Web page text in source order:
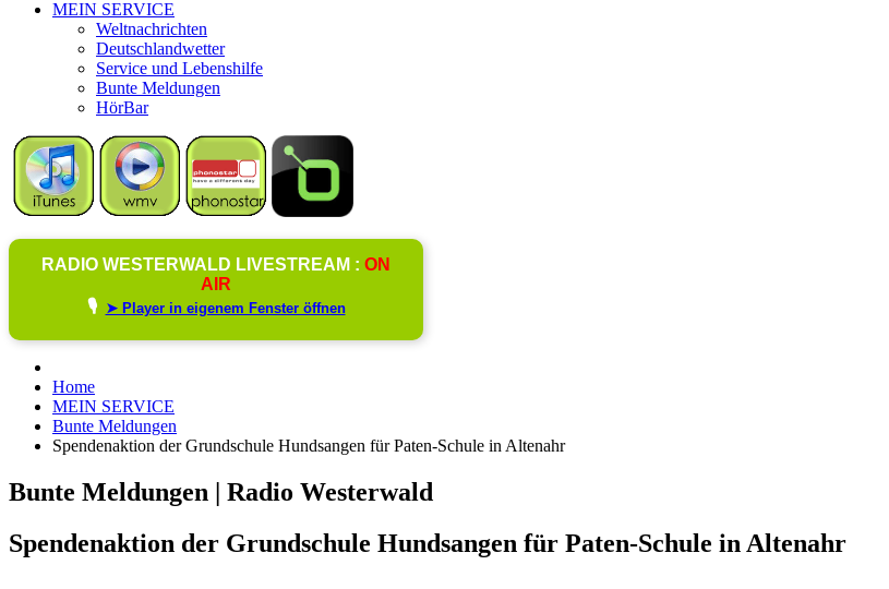
MEIN SERVICE
Weltnachrichten
Deutschlandwetter
Service und Lebenshilfe
Bunte Meldungen
HörBar
RADIO WESTERWALD LIVESTREAM : ON
AIR
🎙️ ➤ Player in eigenem Fenster öffnen
Home
MEIN SERVICE
Bunte Meldungen
Spendenaktion der Grundschule Hundsangen für Paten-Schule in Altenahr
Bunte Meldungen | Radio Westerwald
Spendenaktion der Grundschule Hundsangen für Paten-Schule in Altenahr